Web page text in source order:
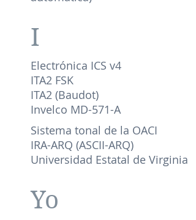
I
Electrónica ICS v4
ITA2 FSK
ITA2 (Baudot)
Invelco MD-571-A
Sistema tonal de la OACI
IRA-ARQ (ASCII-ARQ)
Universidad Estatal de Virginia
Yo